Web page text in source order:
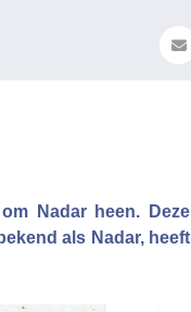
Nadar heen. Deze
als Nadar, heeft